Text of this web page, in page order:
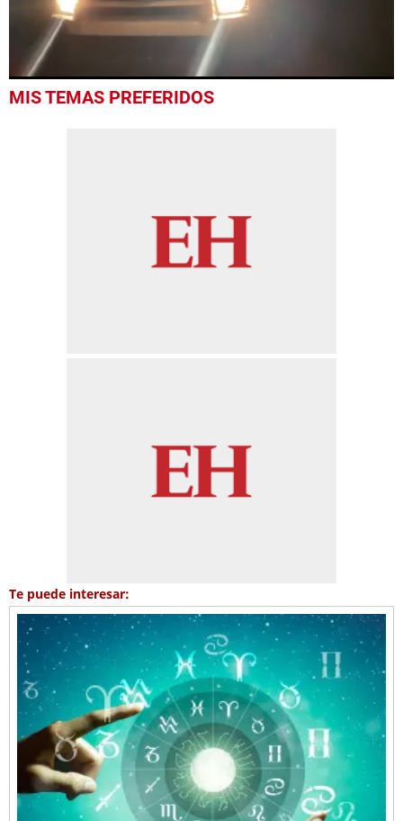
seconds
MIS TEMAS PREFERIDOS
Te puede interesar: